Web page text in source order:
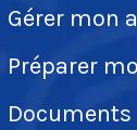
Gérer mon
Préparer
Documents